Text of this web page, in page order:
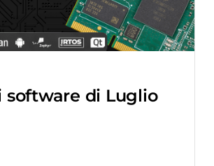
software di Luglio